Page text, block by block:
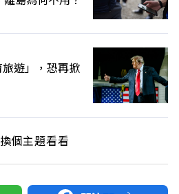
遊」，恐再掀
換個主題看看